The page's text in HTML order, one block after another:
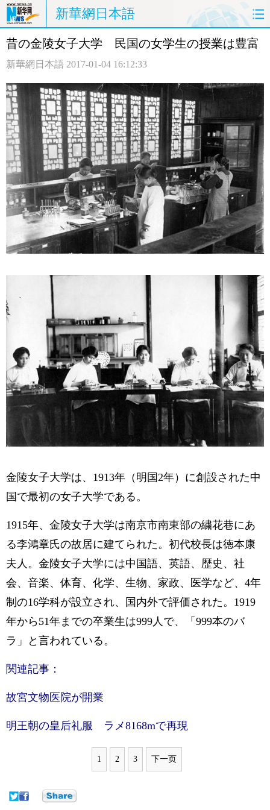
新華網日本語
ホームページ 政治 経済
観光 評論 写真
中日対訳
昔の金陵女子大学 民国の女学生の授業は豊富
新華網日本語 2017-01-04 16:12:33
金陵女子大学は、1913年（明国2年）に創設された中
国で最初の女子大学である。
1915年、金陵女子大学は南京市南東部の繍花巷にあ
る李鴻章氏の故居に建てられた。初代校長は徳本康
夫人。金陵女子大学には中国語、英語、歴史、社
会、音楽、体育、化学、生物、家政、医学など、4年
制の16学科が設立され、国内外で評価された。1919
年から51年までの卒業生は999人で、「999本のバ
ラ」と言われている。
関連記事：
故宮文物医院が開業
明王朝の皇后礼服 ラメ8168mで再現
1 2 3 下一页